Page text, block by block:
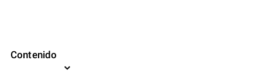
Contenido